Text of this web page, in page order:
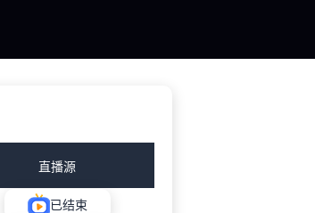
直播源
已结束